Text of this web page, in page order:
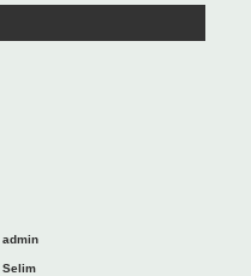
admin
Selim